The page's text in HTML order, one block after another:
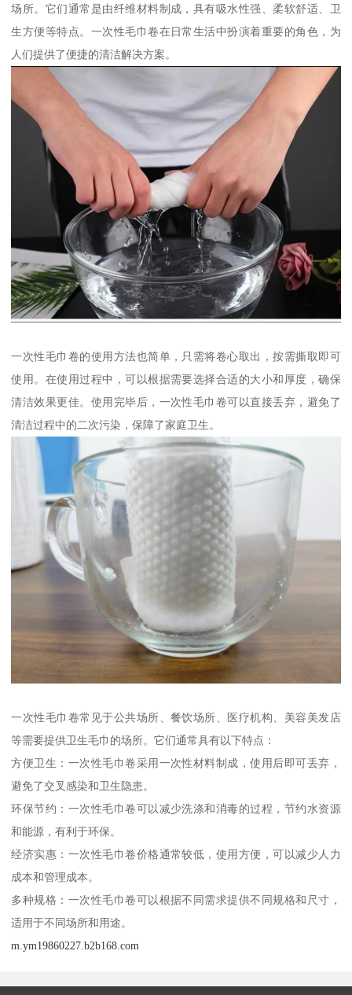
场所。它们通常是由纤维材料制成，具有吸水性强、柔软舒适、卫
生方便等特点。一次性毛巾卷在日常生活中扮演着重要的角色，为
人们提供了便捷的清洁解决方案。
一次性毛巾卷的使用方法也简单，只需将卷心取出，按需撕取即可
使用。在使用过程中，可以根据需要选择合适的大小和厚度，确保
清洁效果更佳。使用完毕后，一次性毛巾卷可以直接丢弃，避免了
清洁过程中的二次污染，保障了家庭卫生。
一次性毛巾卷常见于公共场所、餐饮场所、医疗机构、美容美发店
等需要提供卫生毛巾的场所。它们通常具有以下特点：
方便卫生：一次性毛巾卷采用一次性材料制成，使用后即可丢弃，
避免了交叉感染和卫生隐患。
环保节约：一次性毛巾卷可以减少洗涤和消毒的过程，节约水资源
和能源，有利于环保。
经济实惠：一次性毛巾卷价格通常较低，使用方便，可以减少人力
成本和管理成本。
多种规格：一次性毛巾卷可以根据不同需求提供不同规格和尺寸，
适用于不同场所和用途。
m.ym19860227.b2b168.com